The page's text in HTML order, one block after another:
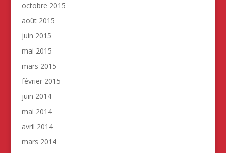
octobre 2015
août 2015
juin 2015
mai 2015
mars 2015
février 2015
juin 2014
mai 2014
avril 2014
mars 2014